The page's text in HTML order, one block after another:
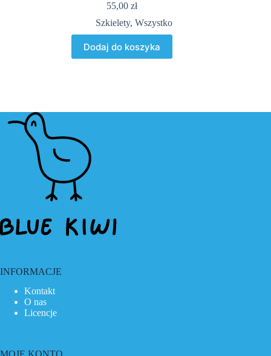
55,00zł
Szkielety,Wszystko
Dodaj do koszyka
INFORMACJE
Kontakt
O nas
Licencje